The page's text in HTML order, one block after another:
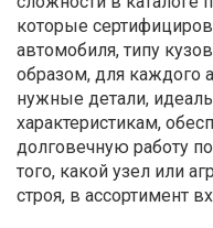
которые
автомобиля, типу
образом, для каждого
нужные детали,
характеристикам,
долговечную работу
того, какой узел или
строя, в ассортимент